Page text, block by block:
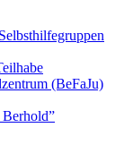
(BeFaJu)